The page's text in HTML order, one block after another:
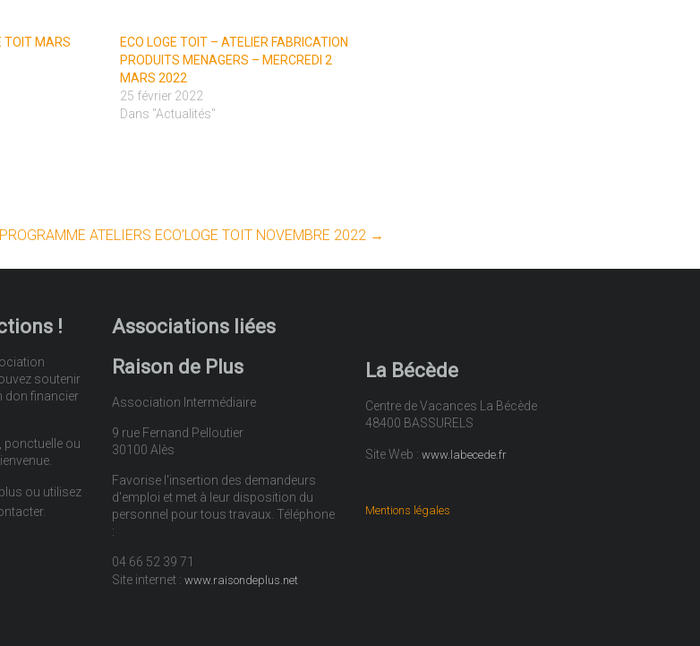
TOIT MARS
ECO LOGE TOIT – ATELIER FABRICATION
PRODUITS MENAGERS – MERCREDI 2
MARS 2022
25 février 2022
Dans "Actualités"
PROGRAMME ATELIERS ECO’LOGE TOIT NOVEMBRE 2022 →
!
soutenir
don financier
ponctuelle ou
ou utilisez
Associations liées
Raison de Plus
Association Intermédiaire
9 rue Fernand Pelloutier
30100 Alès
Favorise l'insertion des demandeurs
d'emploi et met à leur disposition du
personnel pour tous travaux. Téléphone
:
04 66 52 39 71
Site internet : www.raisondeplus.net
La Bécède
Centre de Vacances La Bécède
48400 BASSURELS
Site Web : www.labecede.fr
Mentions légales